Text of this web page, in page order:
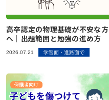
高卒認定の物理基礎が不安な方
へ｜出題範囲と勉強の進め方
2026.07.21 学習面・進路面で